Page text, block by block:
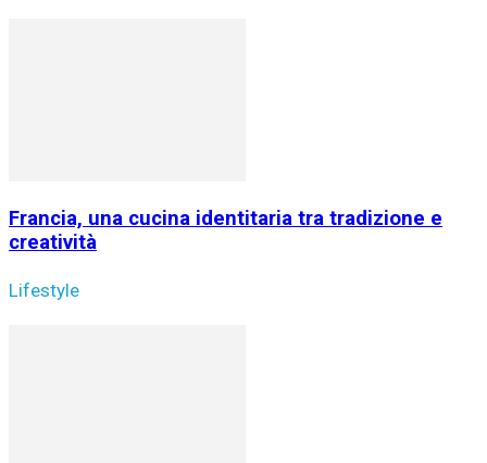
Francia, una cucina identitaria tra tradizione e
creatività
Lifestyle